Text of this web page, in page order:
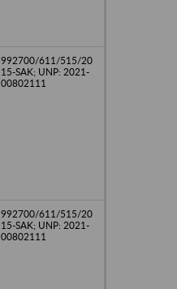
992700/611/515/20
15-SAK; UNP: 2021-
00802111
992700/611/515/20
15-SAK; UNP: 2021-
00802111